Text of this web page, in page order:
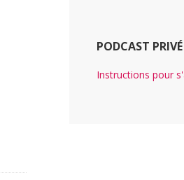
PODCAST
Instructions pour